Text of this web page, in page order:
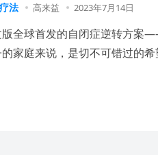
法 高来益 2023年7月14日
版全球首发的自闭症逆转方案
家庭来说，是切不可错过的